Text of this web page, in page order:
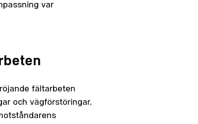
var
fältarbeten
och vägförstöringar.